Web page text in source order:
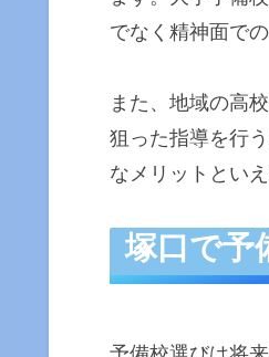
でなく精神面で
また、地域の高
狙った指導を行
なメリットとい
塚口で予